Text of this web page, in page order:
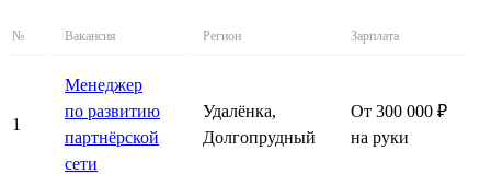
№ Вакансия Регион Зарплата
1
Менеджер
по развитию
партнёрской
сети
Удалёнка,
Долгопрудный
От 300 000 ₽
на руки